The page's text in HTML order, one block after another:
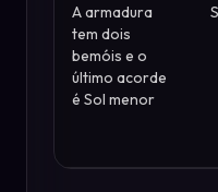
A armadura
tem dois
bemóis e o
último acorde
é Sol menor